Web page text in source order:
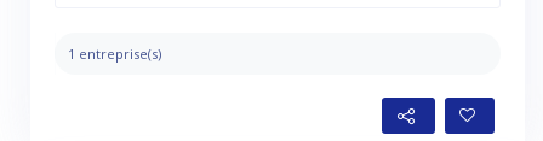
1 entreprise(s)